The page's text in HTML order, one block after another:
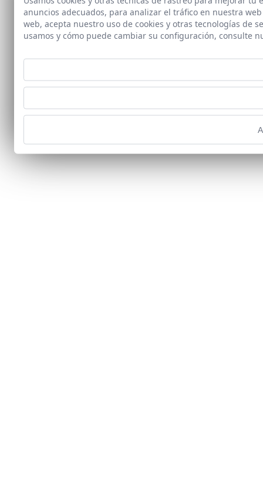
anuncios adecuados, para analizar el tráfico en nuestra
web, acepta nuestro uso de cookies y otras tecnologías de
usamos y cómo puede cambiar su configuración, consulte